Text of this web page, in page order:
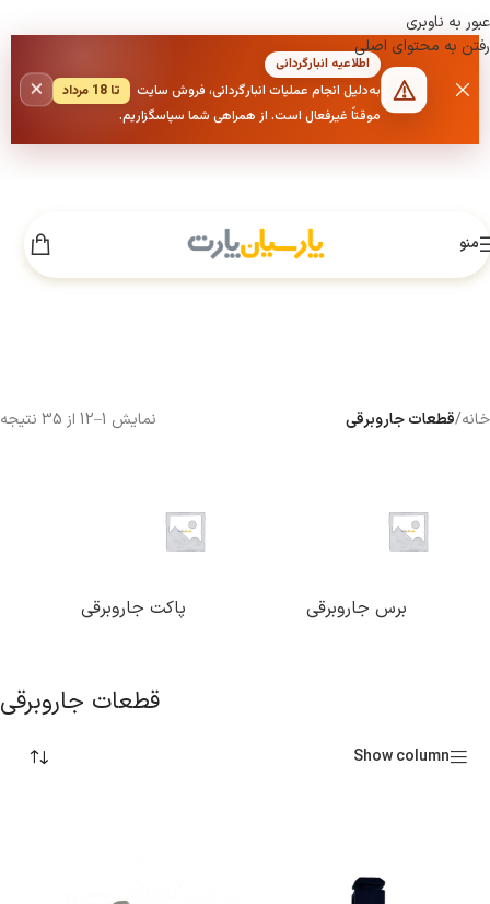
عبور به ناوبری
رفتن به محتوای اصلی
اطلاعیه انبارگردانی
به‌دلیل انجام عملیات انبارگردانی، فروش سایت
تا 18 مرداد
موقتاً غیرفعال است. از همراهی شما سپاسگزاریم.
×
منو
خانه/قطعات جاروبرقی نمایش 1–12 از 35 نتیجه
برس جاروبرقی پاکت جاروبرقی
قطعات جاروبرقی
Show column